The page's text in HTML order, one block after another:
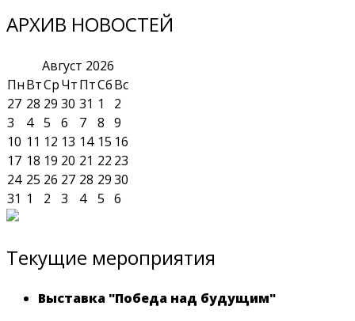
АРХИВ НОВОСТЕЙ
Август 2026
ПнВтСрЧтПтСбВс
27 28 29 30 31 1
2
3
4 5 6 7 8 9
10 11 12 13 14 15 16
17 18 19 20 21 22 23
24 25 26 27 28 2930
31 1 2 3 4 5 6
Текущие мероприятия
Выставка "Победа над будущим"